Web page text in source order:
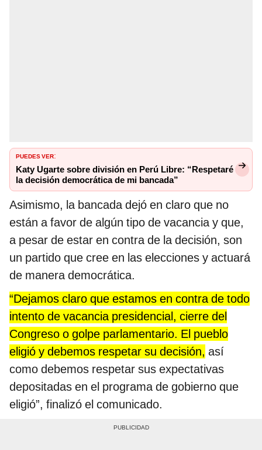
PUEDES VER:
Katy Ugarte sobre división en Perú Libre: “Respetaré
la decisión democrática de mi bancada”
Asimismo, la bancada dejó en claro que no
están a favor de algún tipo de vacancia y que,
a pesar de estar en contra de la decisión, son
un partido que cree en las elecciones y actuará
de manera democrática.
“Dejamos claro que estamos en contra de todo
intento de vacancia presidencial, cierre del
Congreso o golpe parlamentario. El pueblo
eligió y debemos respetar su decisión, así
como debemos respetar sus expectativas
depositadas en el programa de gobierno que
eligió”, finalizó el comunicado.